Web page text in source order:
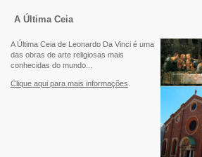
A Última Ceia
A Última Ceia de Leonardo Da Vinci é uma
das obras de arte religiosas mais
conhecidas do mundo...
Clique aqui para mais informações